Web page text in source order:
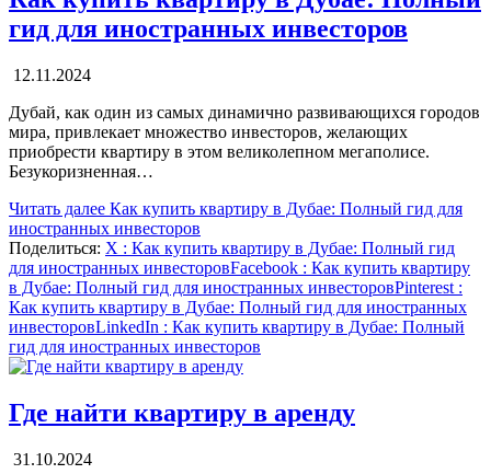
гид для иностранных инвесторов
12.11.2024
Дубай, как один из самых динамично развивающихся городов
мира, привлекает множество инвесторов, желающих
приобрести квартиру в этом великолепном мегаполисе.
Безукоризненная…
Читать далее Как купить квартиру в Дубае: Полный гид для
иностранных инвесторов
Поделиться: X : Как купить квартиру в Дубае: Полный гид
для иностранных инвесторовFacebook : Как купить квартиру
в Дубае: Полный гид для иностранных инвесторовPinterest :
Как купить квартиру в Дубае: Полный гид для иностранных
инвесторовLinkedIn : Как купить квартиру в Дубае: Полный
гид для иностранных инвесторов
Где найти квартиру в аренду
31.10.2024